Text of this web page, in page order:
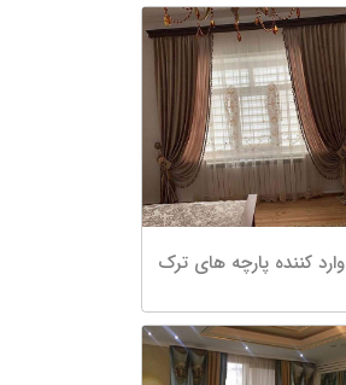
وارد کننده پارچه های ترک